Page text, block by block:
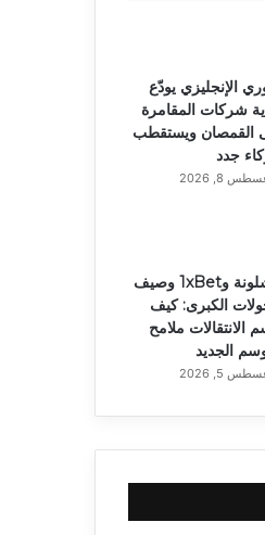
الإنجليزي يودّع
شركات المقامرة
القمصان ويستقطب
جدد
8, 2026
برشلونة و1xBet وصيف
الكبرى: كيف
الانتقالات ملامح
الجديد
5, 2026